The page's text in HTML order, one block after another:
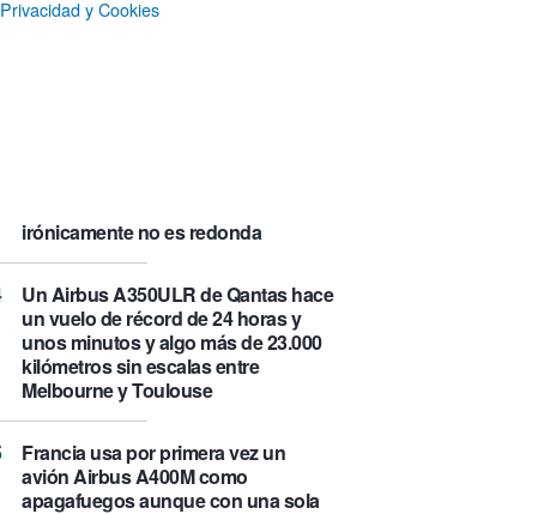
Numancia triunfa
irónicamente no es redonda
Un Airbus A350ULR de Qantas hace
un vuelo de récord de 24 horas y
unos minutos y algo más de 23.000
kilómetros sin escalas entre
Melbourne y Toulouse
Francia usa por primera vez un
avión Airbus A400M como
apagafuegos aunque con una sola
Privacidad y Cookies